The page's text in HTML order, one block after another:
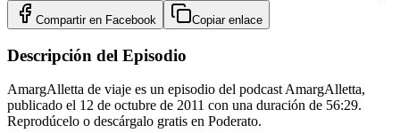
Compartir en Facebook Copiar enlace
Descripción del Episodio
AmargAlletta de viaje es un episodio del podcast AmargAlletta,
publicado el 12 de octubre de 2011 con una duración de 56:29.
Reprodúcelo o descárgalo gratis en Poderato.